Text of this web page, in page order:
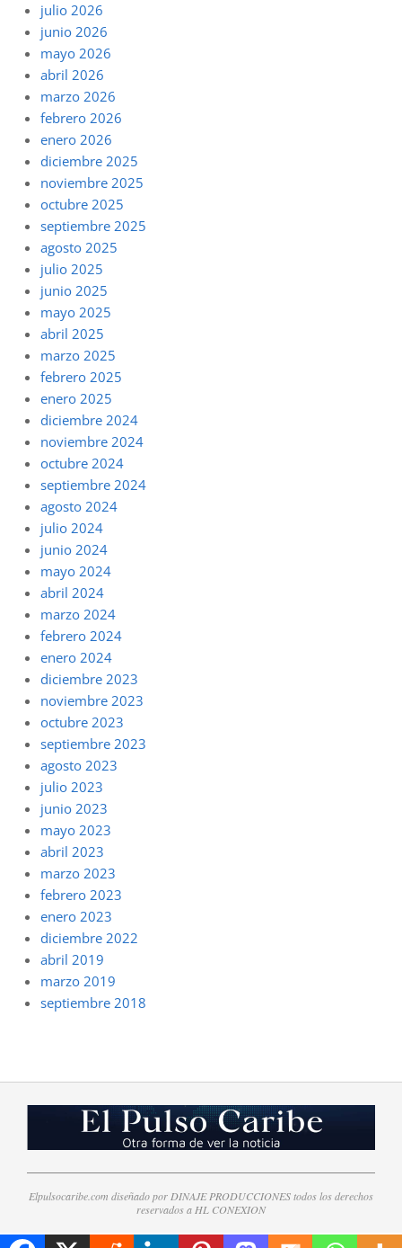
julio 2026
junio 2026
mayo 2026
abril 2026
marzo 2026
febrero 2026
enero 2026
diciembre 2025
noviembre 2025
octubre 2025
septiembre 2025
agosto 2025
julio 2025
junio 2025
mayo 2025
abril 2025
marzo 2025
febrero 2025
enero 2025
diciembre 2024
noviembre 2024
octubre 2024
septiembre 2024
agosto 2024
julio 2024
junio 2024
mayo 2024
abril 2024
marzo 2024
febrero 2024
enero 2024
diciembre 2023
noviembre 2023
octubre 2023
septiembre 2023
agosto 2023
julio 2023
junio 2023
mayo 2023
abril 2023
marzo 2023
febrero 2023
enero 2023
diciembre 2022
abril 2019
marzo 2019
septiembre 2018
Elpulsocaribe.com diseñado por DINAJE PRODUCCIONES todos los derechos
reservados a HL CONEXION